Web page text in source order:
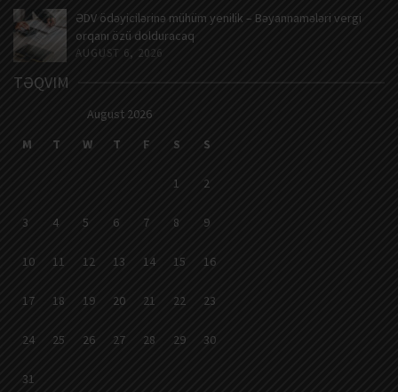
ƏDV ödəyicilərinə mühüm yenilik – Bəyannamələri vergi
orqanı özü dolduracaq
AUGUST 6, 2026
TƏQVIM
August 2026
M
T W T F S S
1 2
3 4 5 6 7 8 9
10 11 12 13 14 15 16
17 18 19 20 21 22 23
24 25 26 27 28 29 30
31